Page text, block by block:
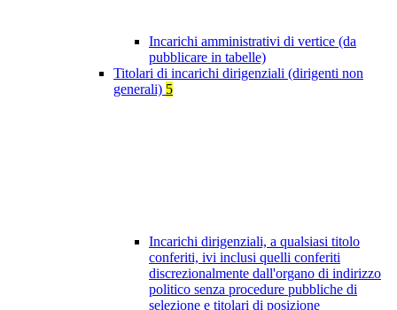
Incarichi amministrativi di vertice (da
pubblicare in tabelle)
Titolari di incarichi dirigenziali (dirigenti non
generali) 5
Incarichi dirigenziali, a qualsiasi titolo
conferiti, ivi inclusi quelli conferiti
discrezionalmente dall'organo di indirizzo
politico senza procedure pubbliche di
selezione e titolari di posizione